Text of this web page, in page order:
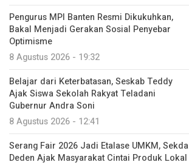
Pengurus MPI Banten Resmi Dikukuhkan,
Bakal Menjadi Gerakan Sosial Penyebar
Optimisme
8 Agustus 2026 - 19:32
Belajar dari Keterbatasan, Seskab Teddy
Ajak Siswa Sekolah Rakyat Teladani
Gubernur Andra Soni
8 Agustus 2026 - 12:41
Serang Fair 2026 Jadi Etalase UMKM, Sekda
Deden Ajak Masyarakat Cintai Produk Lokal